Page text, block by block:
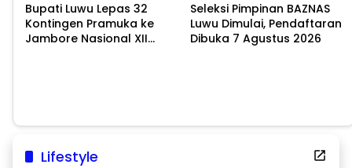
Bupati Luwu Lepas 32
Kontingen Pramuka ke
Jambore Nasional XII
Seleksi Pimpinan BAZNAS
Luwu Dimulai, Pendaftaran
Dibuka 7 Agustus 2026
Lifestyle
Minum Kopi Saat Perut Kosong, Berbahaya atau